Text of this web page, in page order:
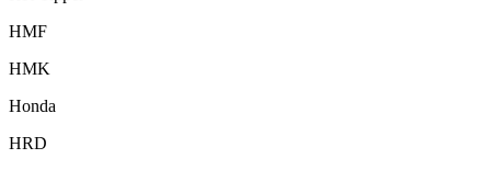
HMF
HMK
Honda
HRD